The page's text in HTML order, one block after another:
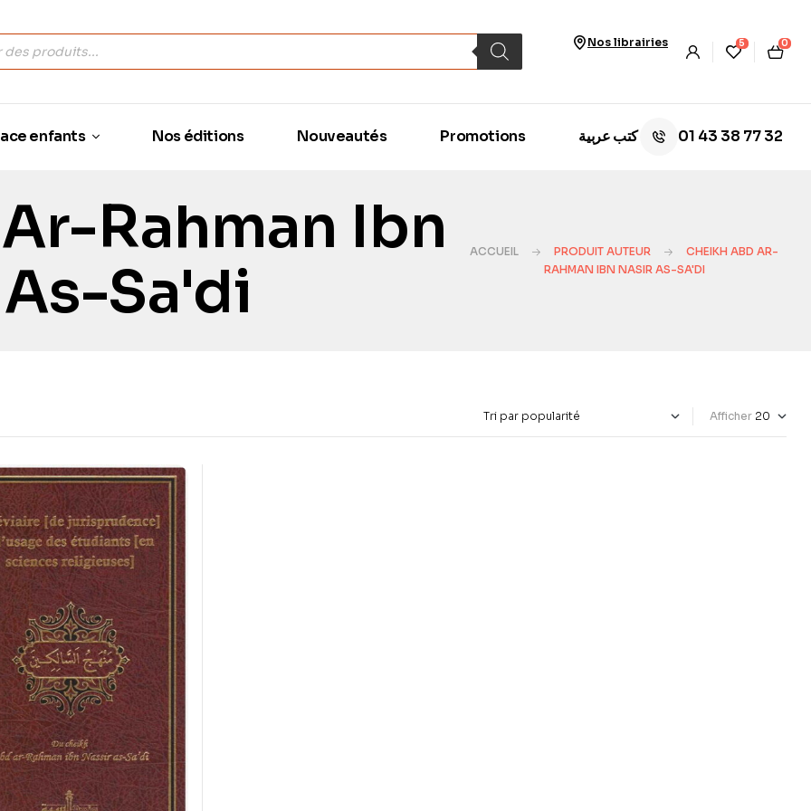
Nos librairies 5 0
enfants Nos éditions Nouveautés Promotions كتب عربية 01 43 38 77 32
Rahman Ibn
Sa'di
ACCUEIL PRODUIT AUTEUR
CHEIKH ABD AR-
RAHMAN IBN NASIR AS-SA'DI
Afficher